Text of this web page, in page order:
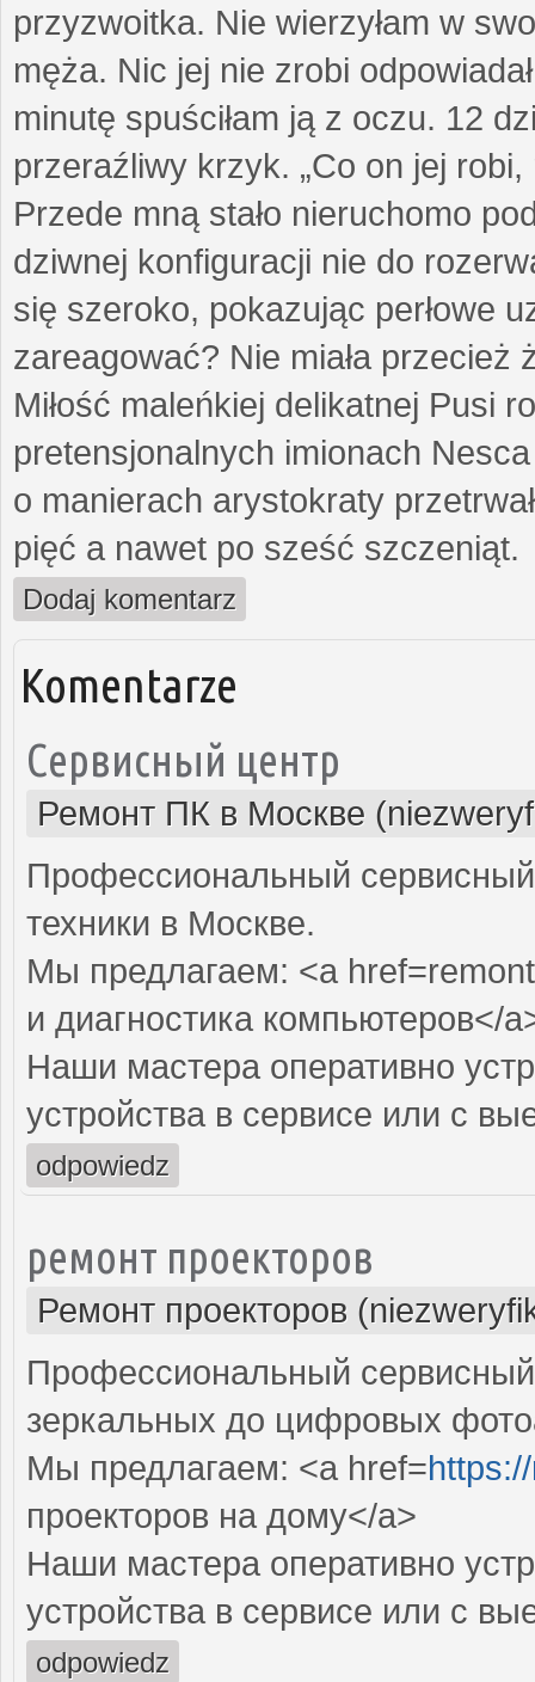
przyzwoitka. Nie wierzyłam w
męża. Nic jej nie zrobi
minutę spuściłam ją z oczu. 12
przeraźliwy krzyk. „Co on jej
Przede mną stało nieruchomo
dziwnej konfiguracji nie do
się szeroko, pokazując perłowe
zareagować? Nie miała przecież
Miłość maleńkiej delikatnej Pusi
pretensjonalnych imionach
o manierach arystokraty
pięć a nawet po sześć szczeniąt.
Dodaj komentarz
Komentarze
Сервисный центр
Ремонт ПК в Москве
Профессиональный
техники в Москве.
Мы предлагаем: <a
и диагностика компьютеров</
Наши мастера оперативно
устройства в сервисе или с
odpowiedz
ремонт проекторов
Ремонт проекторов
Профессиональный
зеркальных до цифровых
Мы предлагаем: <a href=
проекторов на дому</a>
Наши мастера оперативно
устройства в сервисе или с
odpowiedz